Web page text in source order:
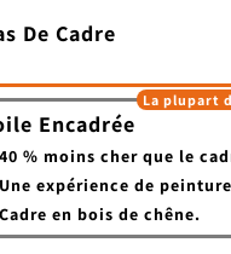
De Cadre
Encadrée
40 % moins cher que le
Une expérience de
en bois de chêne.
La plupart